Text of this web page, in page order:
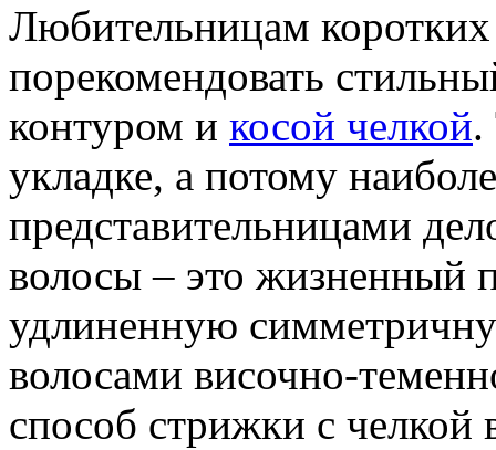
Любительницам
порекомендовать
контуром и косой челкой.
укладке, а потому
представительницами
волосы – это жизненный
удлиненную
волосами височно-
способ стрижки с